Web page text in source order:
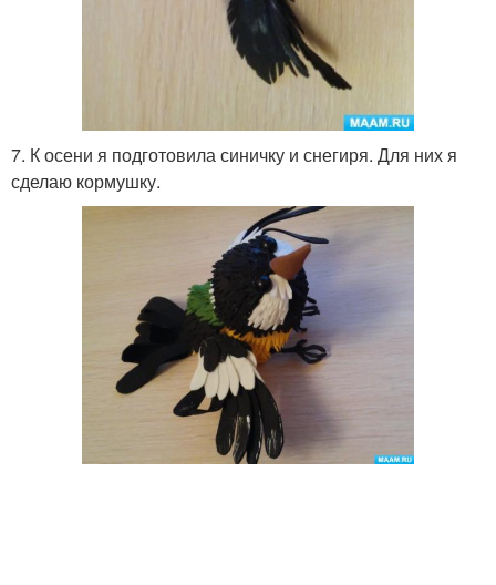
7. К осени я подготовила синичку и снегиря. Для них я
сделаю кормушку.